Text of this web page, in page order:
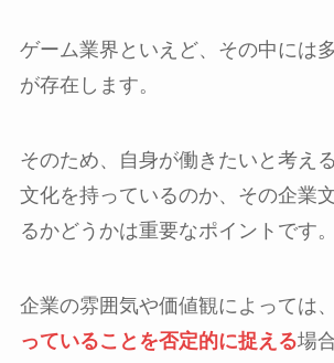
ゲーム業界といえど、その中には
が存在します。
そのため、自身が働きたいと考え
文化を持っているのか、その企業
るかどうかは重要なポイントです。
企業の雰囲気や価値観によっては、
っていることを否定的に捉える場